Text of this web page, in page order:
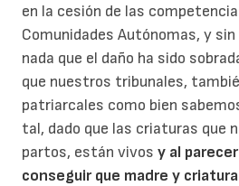
en la cesión de las
Comunidades Autónomas, y
nada que el daño ha sido
que nuestros tribunales,
patriarcales como bien
tal, dado que las criaturas que
partos, están vivos y al
conseguir que madre y